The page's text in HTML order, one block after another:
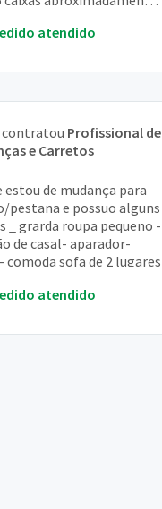
...
atendido
contratou Profissional de
e Carretos
estou de mudança para
pestana e possuo alguns
_ grarda roupa pequeno -
de casal- aparador-
comoda sofa de 2 lugares
atendido